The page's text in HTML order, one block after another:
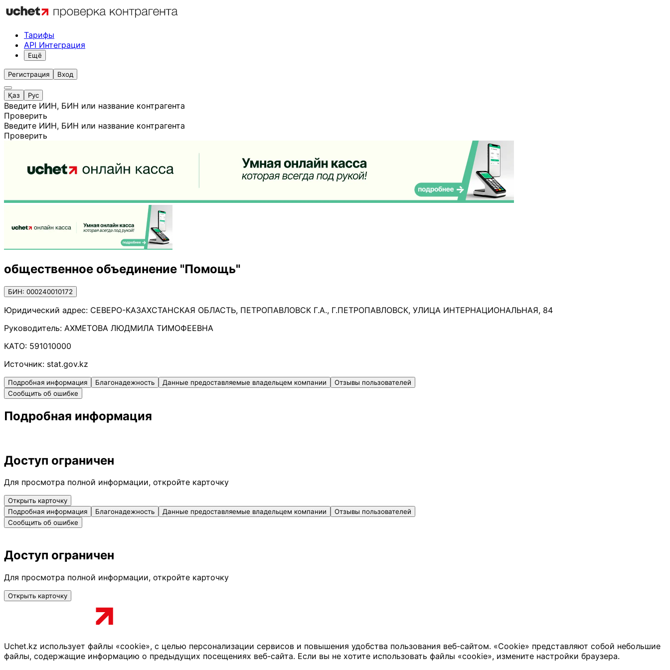
Тарифы
API Интеграция
Ещё
Регистрация Вход
Қаз Рус
Введите ИИН, БИН или название контрагента
Проверить
Введите ИИН, БИН или название контрагента
Проверить
общественное объединение "Помощь"
БИН: 000240010172
Юридический адрес: СЕВЕРО-КАЗАХСТАНСКАЯ ОБЛАСТЬ, ПЕТРОПАВЛОВСК Г.А., Г.ПЕТРОПАВЛОВСК, УЛИЦА ИНТЕРНАЦИОНАЛЬНАЯ, 84
Руководитель: АХМЕТОВА ЛЮДМИЛА ТИМОФЕЕВНА
КАТО: 591010000
Источник: stat.gov.kz
Подробная информация Благонадежность Данные предоставляемые владельцем компании
Отзывы пользователей
Сообщить об ошибке
Подробная информация
Доступ ограничен
Для просмотра полной информации, откройте карточку
Открыть карточку
Подробная информация
Благонадежность Данные предоставляемые владельцем компании
Отзывы пользователей
Сообщить об ошибке
Доступ ограничен
Для просмотра полной информации, откройте карточку
Открыть карточку
Uchet.kz использует файлы «cookie», с целью персонализации сервисов и повышения удобства пользования веб-сайтом. «Cookie» представляют собой небольшие
файлы, содержащие информацию о предыдущих посещениях веб-сайта. Если вы не хотите использовать файлы «cookie», измените настройки браузера.